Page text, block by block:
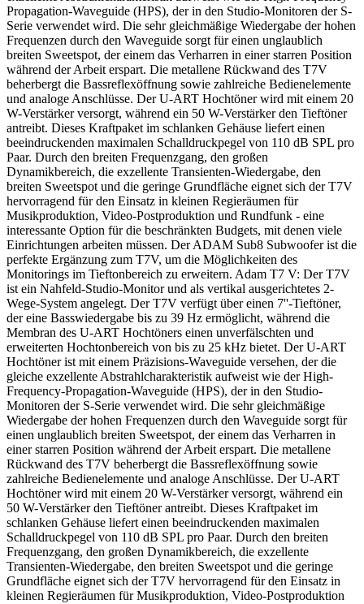
Propagation-Waveguide (HPS), der in den Studio-Monitoren der S-
Serie verwendet wird. Die sehr gleichmäßige Wiedergabe der hohen
Frequenzen durch den Waveguide sorgt für einen unglaublich
breiten Sweetspot, der einem das Verharren in einer starren Position
während der Arbeit erspart. Die metallene Rückwand des T7V
beherbergt die Bassreflexöffnung sowie zahlreiche Bedienelemente
und analoge Anschlüsse. Der U-ART Hochtöner wird mit einem 20
W-Verstärker versorgt, während ein 50 W-Verstärker den Tieftöner
antreibt. Dieses Kraftpaket im schlanken Gehäuse liefert einen
beeindruckenden maximalen Schalldruckpegel von 110 dB SPL pro
Paar. Durch den breiten Frequenzgang, den großen
Dynamikbereich, die exzellente Transienten-Wiedergabe, den
breiten Sweetspot und die geringe Grundfläche eignet sich der T7V
hervorragend für den Einsatz in kleinen Regieräumen für
Musikproduktion, Video-Postproduktion und Rundfunk - eine
interessante Option für die beschränkten Budgets, mit denen viele
Einrichtungen arbeiten müssen. Der ADAM Sub8 Subwoofer ist die
perfekte Ergänzung zum T7V, um die Möglichkeiten des
Monitorings im Tieftonbereich zu erweitern. Adam T7 V: Der T7V
ist ein Nahfeld-Studio-Monitor und als vertikal ausgerichtetes 2-
Wege-System angelegt. Der T7V verfügt über einen 7''-Tieftöner,
der eine Basswiedergabe bis zu 39 Hz ermöglicht, während die
Membran des U-ART Hochtöners einen unverfälschten und
erweiterten Hochtonbereich von bis zu 25 kHz bietet. Der U-ART
Hochtöner ist mit einem Präzisions-Waveguide versehen, der die
gleiche exzellente Abstrahlcharakteristik aufweist wie der High-
Frequency-Propagation-Waveguide (HPS), der in den Studio-
Monitoren der S-Serie verwendet wird. Die sehr gleichmäßige
Wiedergabe der hohen Frequenzen durch den Waveguide sorgt für
einen unglaublich breiten Sweetspot, der einem das Verharren in
einer starren Position während der Arbeit erspart. Die metallene
Rückwand des T7V beherbergt die Bassreflexöffnung sowie
zahlreiche Bedienelemente und analoge Anschlüsse. Der U-ART
Hochtöner wird mit einem 20 W-Verstärker versorgt, während ein
50 W-Verstärker den Tieftöner antreibt. Dieses Kraftpaket im
schlanken Gehäuse liefert einen beeindruckenden maximalen
Schalldruckpegel von 110 dB SPL pro Paar. Durch den breiten
Frequenzgang, den großen Dynamikbereich, die exzellente
Transienten-Wiedergabe, den breiten Sweetspot und die geringe
Grundfläche eignet sich der T7V hervorragend für den Einsatz in
kleinen Regieräumen für Musikproduktion, Video-Postproduktion